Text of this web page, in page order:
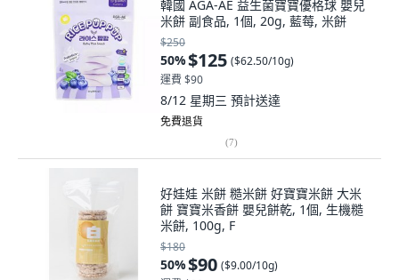
韓國 AGA-AE 益生菌寶寶優格球 嬰兒
米餅 副食品, 1個, 20g, 藍莓, 米餅
$250
50%$125 ($62.50/10g)
運費 $90
8/12 星期三 預計送達
免費退貨
(7)
好娃娃 米餅 糙米餅 好寶寶米餅 大米
餅 寶寶米香餅 嬰兒餅乾, 1個, 生機糙
米餅, 100g, F
$180
50%$90 ($9.00/10g)